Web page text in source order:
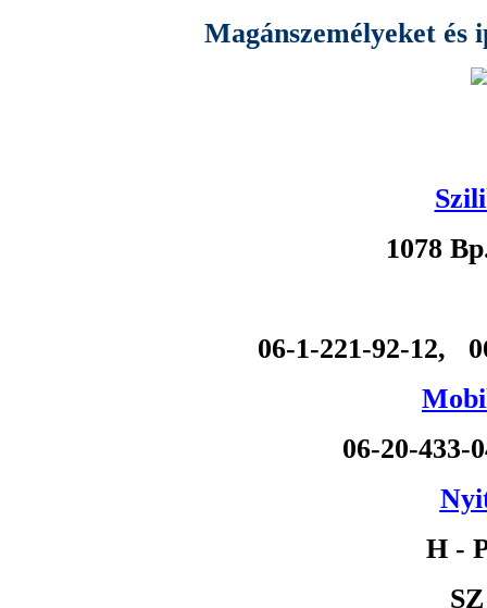
Magánszemélyeket és
1078
06-1-221-92-12,
06-20-
H -